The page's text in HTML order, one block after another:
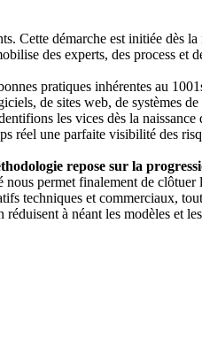
Cette démarche est initiée dès
des experts, des procеss
pratiques inhérentes au
de sites web, de systèmes
les vices dès la
réel une parfaite visibilité des
repose sur la
permet finalement de clôtuer
techniques et commerciaux,
à néant les modèles et